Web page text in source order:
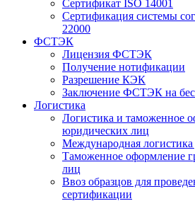
Сертификат ISO 14001
Сертификация системы
22000
ФСТЭК
Лицензия ФСТЭК
Получение нотификации
Разрешение КЭК
Заключение ФСТЭК на
Логистика
Логистика и таможенное
юридических лиц
Международная
Таможенное оформление
лиц
Ввоз образцов для
сертификации